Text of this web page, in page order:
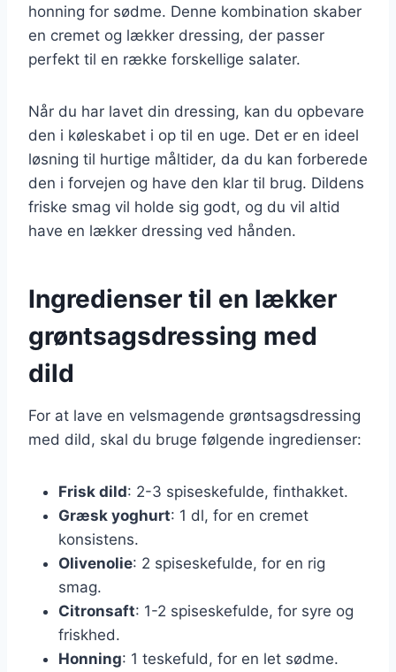
honning for sødme. Denne kombination skaber
en cremet og lækker dressing, der passer
perfekt til en række forskellige salater.
Når du har lavet din dressing, kan du opbevare
den i køleskabet i op til en uge. Det er en ideel
løsning til hurtige måltider, da du kan forberede
den i forvejen og have den klar til brug. Dildens
friske smag vil holde sig godt, og du vil altid
have en lækker dressing ved hånden.
Ingredienser til en lækker
grøntsagsdressing med
dild
For at lave en velsmagende grøntsagsdressing
med dild, skal du bruge følgende ingredienser:
Frisk dild: 2-3 spiseskefulde, finthakket.
Græsk yoghurt: 1 dl, for en cremet
konsistens.
Olivenolie: 2 spiseskefulde, for en rig
smag.
Citronsaft: 1-2 spiseskefulde, for syre og
friskhed.
Honning: 1 teskefuld, for en let sødme.